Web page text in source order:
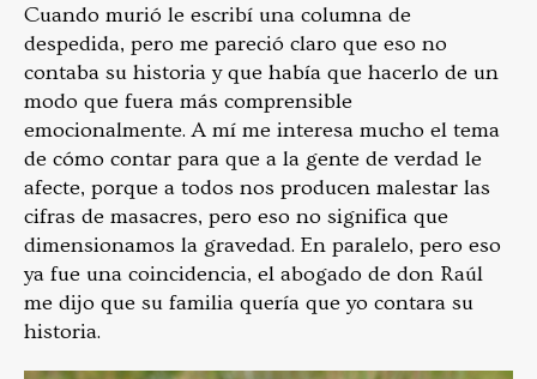
Cuando murió le escribí una columna de
despedida, pero me pareció claro que eso no
contaba su historia y que había que hacerlo de un
modo que fuera más comprensible
emocionalmente. A mí me interesa mucho el tema
de cómo contar para que a la gente de verdad le
afecte, porque a todos nos producen malestar las
cifras de masacres, pero eso no significa que
dimensionamos la gravedad. En paralelo, pero eso
ya fue una coincidencia, el abogado de don Raúl
me dijo que su familia quería que yo contara su
historia.